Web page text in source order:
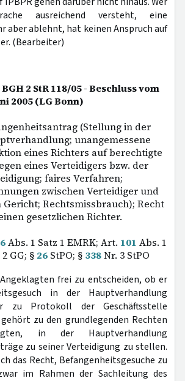
ausreichend versteht, eine
aber ablehnt, hat keinen Anspruch auf
(Bearbeiter)
BGH 2 StR 118/05 - Beschluss vom
2005 (LG Bonn)
(Stellung in der
unangemessene
eines Richters auf berechtigte
eines Verteidigers bzw. der
faires Verfahren;
zwischen Verteidiger und
Gericht; Rechtsmissbrauch); Recht
gesetzlichen Richter.
6Abs. 1 Satz 1 EMRK; Art. 101 Abs. 1
GG; § 26 StPO; § 338Nr. 3 StPO
frei zu entscheiden, ob er
in der Hauptverhandlung
zu Protokoll der Geschäftsstelle
zu den grundlegenden Rechten
in der Hauptverhandlung
zu seiner Verteidigung zu stellen.
das Recht, Befangenheitsgesuche zu
im Rahmen der Sachleitung des